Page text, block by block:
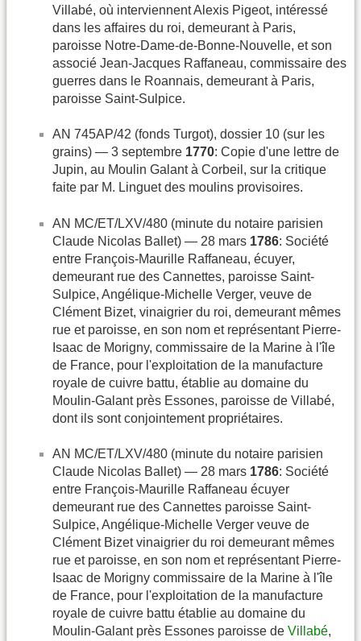
Villabé, où interviennent Alexis Pigeot, intéressé
dans les affaires du roi, demeurant à Paris,
paroisse Notre-Dame-de-Bonne-Nouvelle, et son
associé Jean-Jacques Raffaneau, commissaire des
guerres dans le Roannais, demeurant à Paris,
paroisse Saint-Sulpice.
AN 745AP/42 (fonds Turgot), dossier 10 (sur les
grains) — 3 septembre 1770: Copie d'une lettre de
Jupin, au Moulin Galant à Corbeil, sur la critique
faite par M. Linguet des moulins provisoires.
AN MC/ET/LXV/480 (minute du notaire parisien
Claude Nicolas Ballet) — 28 mars 1786: Société
entre François-Maurille Raffaneau, écuyer,
demeurant rue des Cannettes, paroisse Saint-
Sulpice, Angélique-Michelle Verger, veuve de
Clément Bizet, vinaigrier du roi, demeurant mêmes
rue et paroisse, en son nom et représentant Pierre-
Isaac de Morigny, commissaire de la Marine à l'île
de France, pour l'exploitation de la manufacture
royale de cuivre battu, établie au domaine du
Moulin-Galant près Essones, paroisse de Villabé,
dont ils sont conjointement propriétaires.
AN MC/ET/LXV/480 (minute du notaire parisien
Claude Nicolas Ballet) — 28 mars 1786: Société
entre François-Maurille Raffaneau écuyer
demeurant rue des Cannettes paroisse Saint-
Sulpice, Angélique-Michelle Verger veuve de
Clément Bizet vinaigrier du roi demeurant mêmes
rue et paroisse, en son nom et représentant Pierre-
Isaac de Morigny commissaire de la Marine à l'île
de France, pour l'exploitation de la manufacture
royale de cuivre battu établie au domaine du
Moulin-Galant près Essones paroisse de Villabé,